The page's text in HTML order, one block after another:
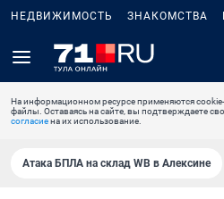
НЕДВИЖИМОСТЬ ЗНАКОМСТВА
На информационном ресурсе применяются cookie-
файлы. Оставаясь на сайте, вы подтверждаете
согласиена их использование.
Атака БПЛА на склад WB в Алексине